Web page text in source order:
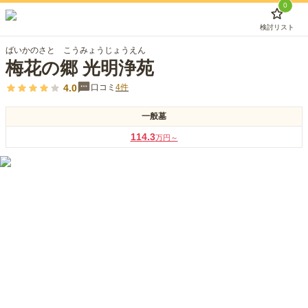
0
検討リスト
ばいかのさと こうみょうじょうえん
梅花の郷 光明浄苑
4.0 口コミ 4件
一般墓
114.3万円～